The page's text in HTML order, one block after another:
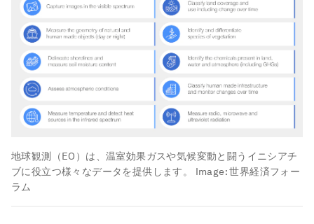
地球観測（EO）は、温室効果ガスや気候変動と闘うイニシアチ
ブに役立つ様々なデータを提供します。
Image:世界経済フォー
ラム